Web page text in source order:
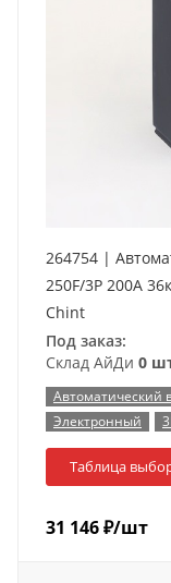
264754 |
250F/3P 200А
Chint
Под заказ:
Склад АйДи 0
Автоматический
Электронный
Таблица
31 146₽/шт